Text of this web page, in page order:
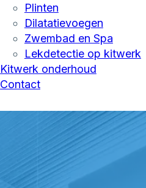
Plinten
Dilatatievoegen
Zwembad en Spa
Lekdetectie op kitwerk
Kitwerk onderhoud
Contact